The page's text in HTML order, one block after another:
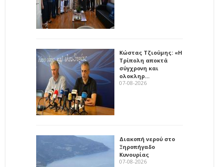
Κώστας Τζιούμης: «Η
Τρίπολη αποκτά
σύγχρονη και
ολοκληρ…
07-08-2026
Διακοπή νερού στο
Ξηροπήγαδο
Κυνουρίας
07-08-2026